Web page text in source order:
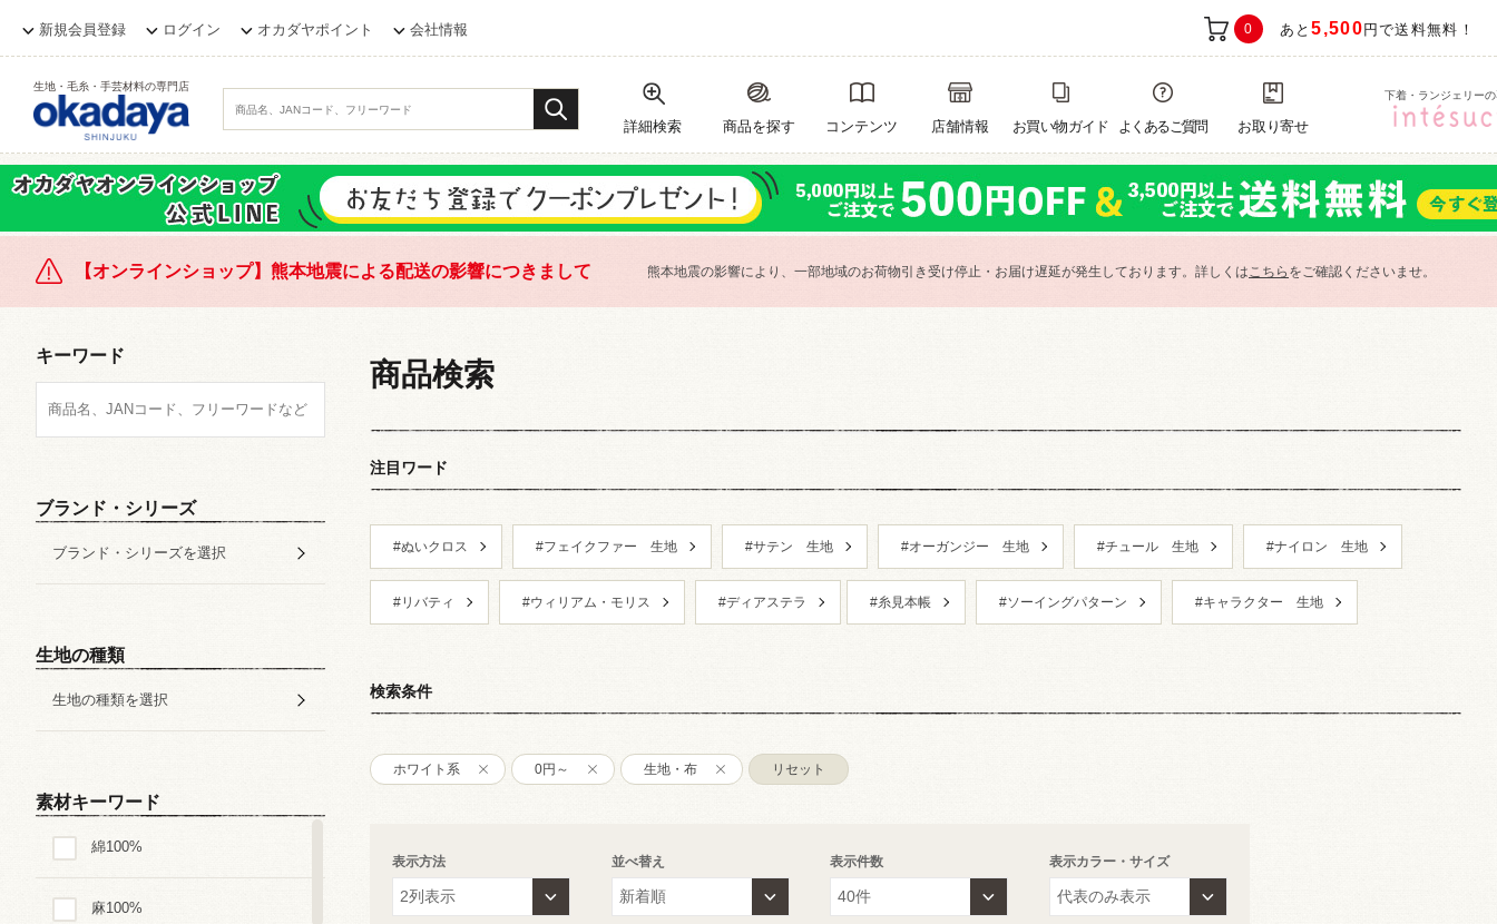
新規会員登録 ログイン オカダヤポイント 会社情報 0 あと5,500 円で送料無料！
生地・毛糸・手芸材料の専門店
詳細検索 商品を探す コンテンツ 店舗情報 お買い物ガイド よくあるご質問 お取り寄せ
下着・ランジェリー
【オンラインショップ】熊本地震による配送の影響につきまして 熊本地震の影響により、一部地域のお荷物引き受け停止・お届け遅延が発生しております。詳しくはこちら をご確認くださいませ。
キーワード
ブランド・シリーズ
ブランド・シリーズを選択
生地の種類
生地の種類を選択
素材キーワード
綿100%
麻100%
商品検索
注目ワード
#ぬいクロス #フェイクファー 生地 #サテン 生地 #オーガンジー 生地 #チュール 生地 #ナイロン 生地
#リバティ #ウィリアム・モリス #ディアステラ #糸見本帳 #ソーイングパターン #キャラクター 生地
検索条件
ホワイト系 0円～ 生地・布 リセット
表示方法 並べ替え 表示件数 表示カラー・サイズ